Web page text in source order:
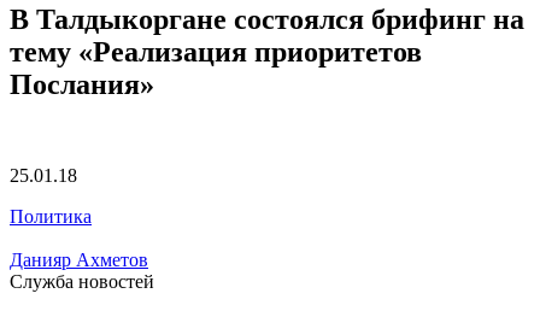
В Талдыкоргане состоялся брифинг на
тему «Реализация приоритетов
Послания»
25.01.18
Политика
Данияр Ахметов
Служба новостей